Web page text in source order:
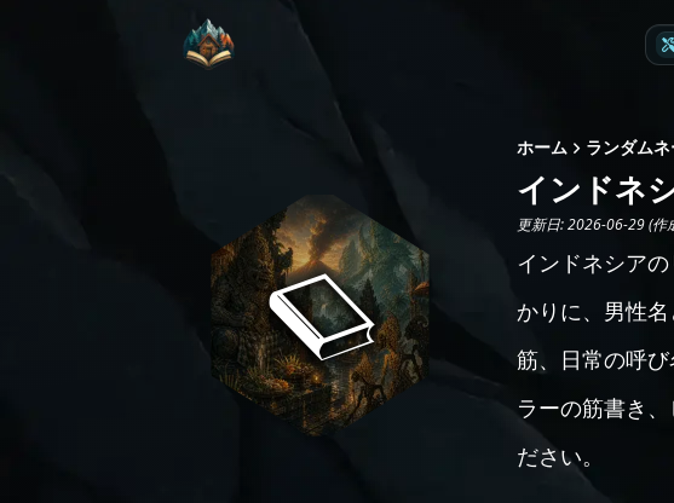
ホーム ランダム
インドネ
更新日: 2026-06-29 (作
インドネシア
かりに、男性
筋、日常の呼
ラーの筋書き
ださい。